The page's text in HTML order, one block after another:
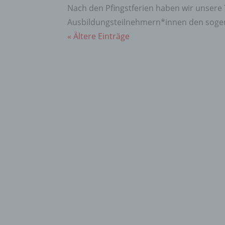
Nach den Pfingstferien haben wir
Ausbildungsteilnehmern*innen den
« Ältere Einträge
f)